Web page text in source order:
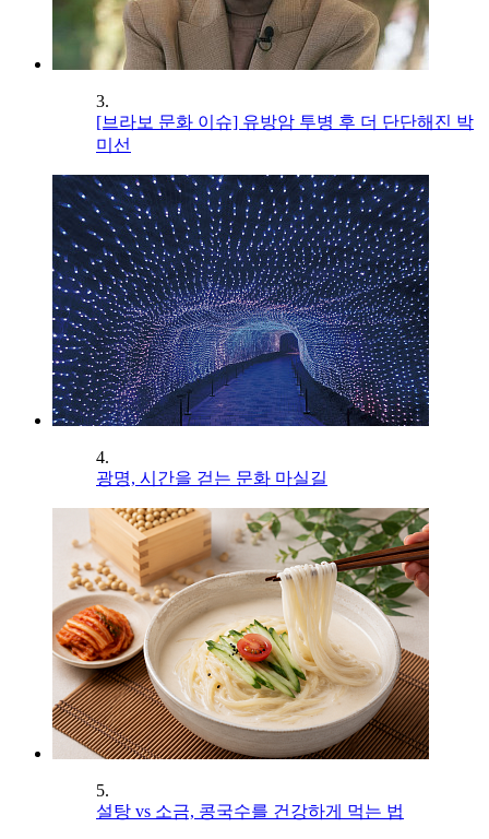
3.
[브라보 문화 이슈] 유방암 투병 후 더 단단해진 박
미선
4.
광명, 시간을 걷는 문화 마실길
5.
설탕 vs 소금, 콩국수를 건강하게 먹는 법